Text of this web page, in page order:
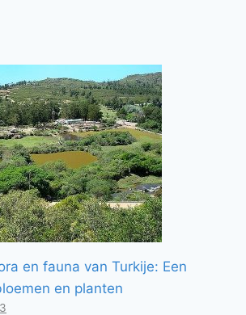
en fauna van Turkije: Een
en planten